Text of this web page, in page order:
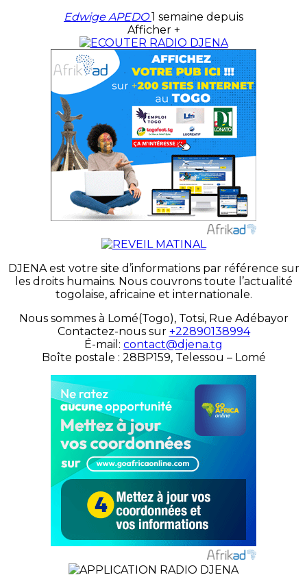
Edwige APEDO1 semaine depuis
Afficher +
DJENA est votre site d’informations par référence sur
les droits humains. Nous couvrons toute l’actualité
togolaise, africaine et internationale.
Nous sommes à Lomé(Togo), Totsi, Rue Adébayor
Contactez-nous sur +22890138994
É-mail: contact@djena.tg
Boîte postale : 28BP159, Telessou – Lomé